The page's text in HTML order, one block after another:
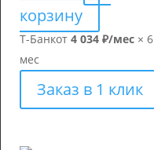
корзину
Т-Банкот 4 034 ₽/мес × 6
мес
Заказ в 1 клик